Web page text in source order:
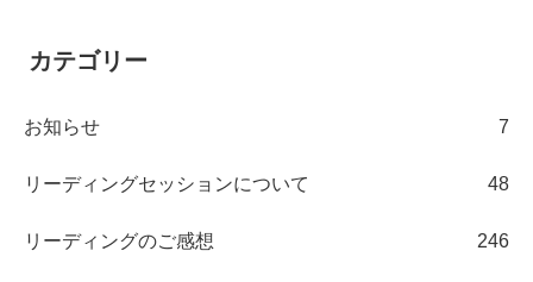
カテゴリー
お知らせ 7
リーディングセッションについて 48
リーディングのご感想 246